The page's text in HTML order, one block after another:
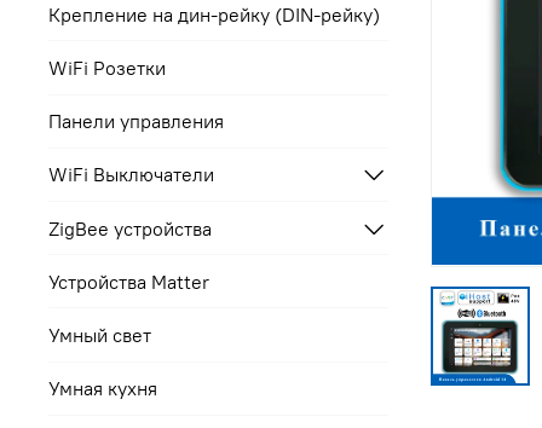
Крепление на дин-рейку (DIN-рейку)
WiFi Розетки
Панели управления
WiFi Выключатели
ZigBee устройства
Устройства Matter
Умный свет
Умная кухня